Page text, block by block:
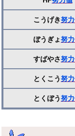
こうげき努
ぼうぎょ努
すばやさ努
とくこう努
とくぼう努